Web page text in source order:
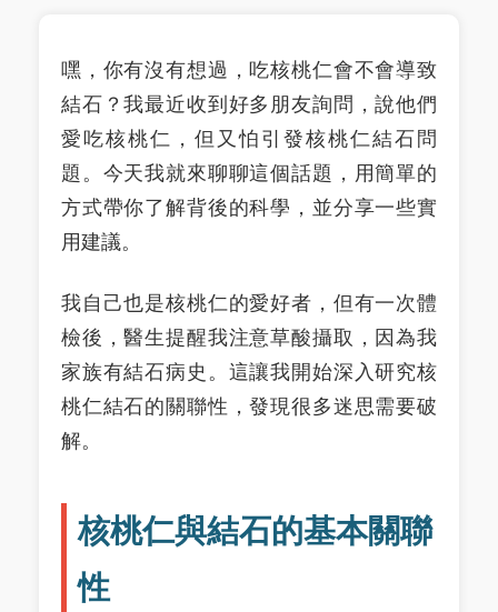
嘿，你有沒有想過，吃核桃仁會不會導致
結石？我最近收到好多朋友詢問，說他們
愛吃核桃仁，但又怕引發核桃仁結石問
題。今天我就來聊聊這個話題，用簡單的
方式帶你了解背後的科學，並分享一些實
用建議。
我自己也是核桃仁的愛好者，但有一次體
檢後，醫生提醒我注意草酸攝取，因為我
家族有結石病史。這讓我開始深入研究核
桃仁結石的關聯性，發現很多迷思需要破
解。
核桃仁與結石的基本關聯
性